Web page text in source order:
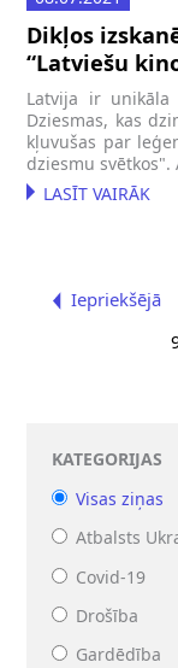
KATEGORIJAS
Visas ziņas
Atbalsts
Covid-19
Drošība
Gardēdība
Dikļos
“Latviešu
Latvija ir unikāla
Dziesmas, kas
kļuvušas par
dziesmu
LASĪT VAIRĀK
Iepriekšējā